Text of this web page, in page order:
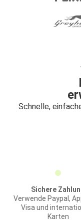
Schnelle,
Sichere
Verwende Paypal,
Visa und
Karten